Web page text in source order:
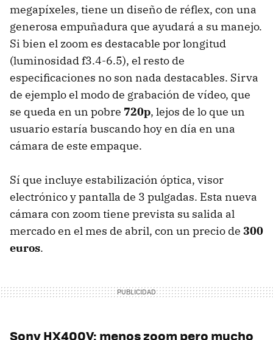
megapíxeles, tiene un diseño de réflex, con una
generosa empuñadura que ayudará a su manejo.
Si bien el zoom es destacable por longitud
(luminosidad f3.4-6.5), el resto de
especificaciones no son nada destacables. Sirva
de ejemplo el modo de grabación de vídeo, que
se queda en un pobre 720p, lejos de lo que un
usuario estaría buscando hoy en día en una
cámara de este empaque.
Sí que incluye estabilización óptica, visor
electrónico y pantalla de 3 pulgadas. Esta nueva
cámara con zoom tiene prevista su salida al
mercado en el mes de abril, con un precio de 300
euros.
Sony HX400V: menos zoom pero mucho